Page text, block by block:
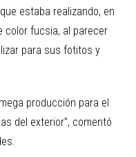
estaba realizando, en
color fucsia, al parecer
para sus fotitos y
producción para el
del exterior”, comentó